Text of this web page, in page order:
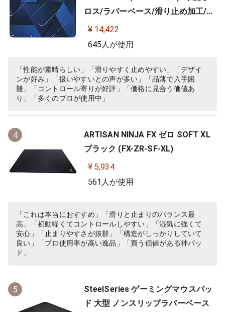
ロス/ラバーベース/滑り止め加工/10
0%フルフラット/3.5ｍｍ
¥ 14,422
645人が使用
「性能が素晴らしい」「滑りやすく止めやすい」「デザイ
ンが好み」「扱いやすいとの声が多い」「品薄で入手困
難」「コントロール寄りが好評」「価格に見合う価値あ
り」「多くのプロが使用中」
4
ARTISAN NINJA FX ゼロ SOFT XL
ブラック (FX-ZR-SF-XL)
¥ 5,934
561人が使用
「これは本当におすすめ」「滑りと止まりのバランス最
高」「初動軽くてコントロールしやすい」「湿気に強くて
安心」「止まりやすさが抜群」「構造がしっかりしていて
良い」「プロ使用率が高い逸品」「買う価値がある神パッ
ド」
5
SteelSeries ゲーミングマウスパッ
ド 大型 ノンスリップラバーベース